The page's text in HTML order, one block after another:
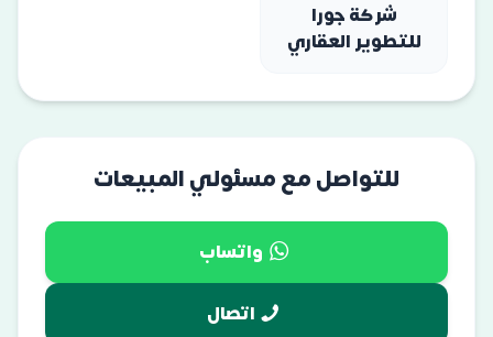
شركة جورا
للتطوير العقاري
للتواصل مع مسئولي المبيعات
واتساب
اتصال